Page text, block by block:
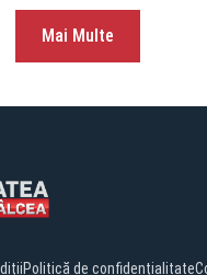
Mai Multe
Politică de confidențialitate